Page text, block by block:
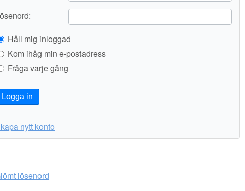
Håll mig inloggad
Kom ihåg min e-postadress
Fråga varje gång
Logga in
nytt konto
lösenord